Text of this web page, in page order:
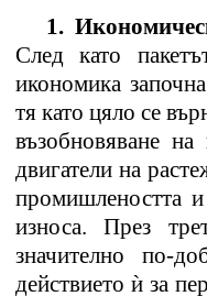
1.
След като
икономика
тя като цяло се
възобновяване
двигатели на
промишлеността и
износа. През
значително по-
действието ѝ за